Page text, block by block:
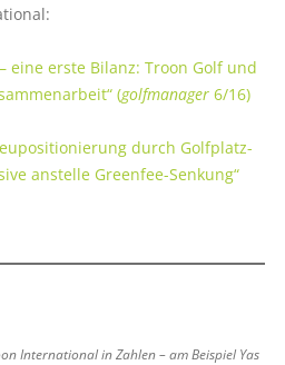
eine erste Bilanz: Troon Golf und
(golfmanager6/16)
durch Golfplatz-
anstelle Greenfee-Senkung“
International in Zahlen – am Beispiel Yas